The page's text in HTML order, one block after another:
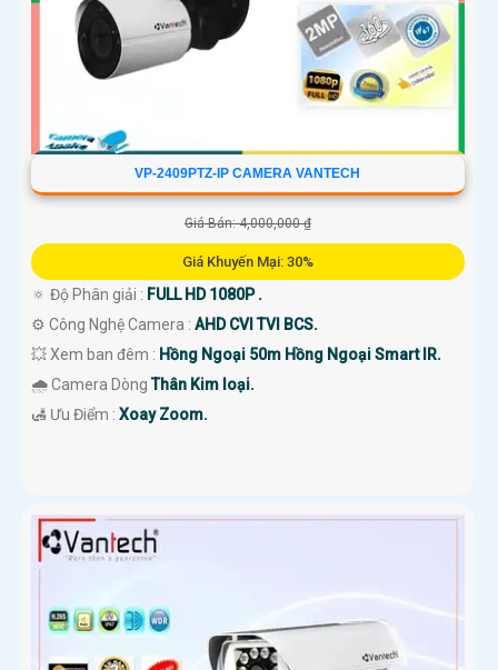
VP-2409PTZ-IP CAMERA VANTECH
Giá Bán: 4,000,000 ₫
Giá Khuyến Mại: 30%
🔅 Độ Phân giải : FULL HD 1080P .
⚙ Công Nghệ Camera : AHD CVI TVI BCS.
💥 Xem ban đêm : Hồng Ngoại 50m Hồng Ngoại Smart IR.
🌧️ Camera DòngThân Kim loại.
️🛃 Ưu Điểm : Xoay Zoom.